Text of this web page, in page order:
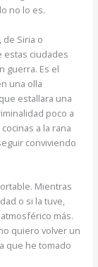
no lo es.
Siria o
estas ciudades
guerra. Es el
una olla
estallara una
poco a
a la rana
conviviendo
Mientras
o si la tuve,
más.
quiero volver un
que he tomado